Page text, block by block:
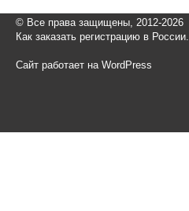
© Все права защищены, 2012-2026
Как заказать регистрацию в России.
Сайт работает на WordPress